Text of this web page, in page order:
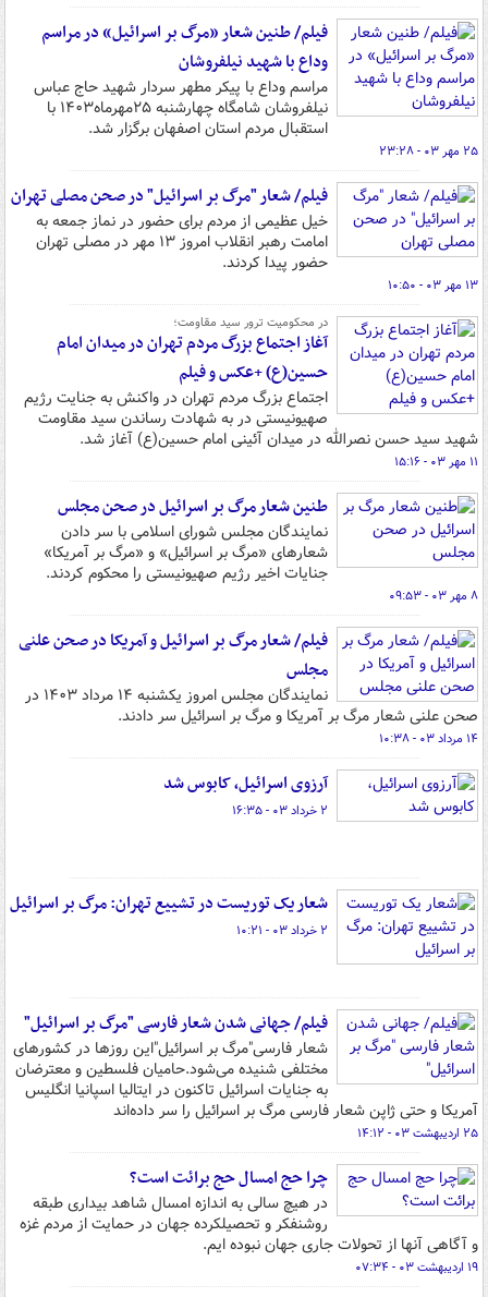
فیلم/ طنین شعار «مرگ بر اسرائیل» در مراسم
وداع با شهید نیلفروشان
مراسم وداع با پیکر مطهر سردار شهید حاج عباس
نیلفروشان شامگاه چهارشنبه ۲۵مهرماه۱۴۰۳ با
استقبال مردم استان اصفهان برگزار شد.
۲۵ مهر ۰۳ - ۲۳:۲۸
فیلم/ شعار "مرگ بر اسرائیل" در صحن مصلی تهران
خیل عظیمی از مردم برای حضور در نماز جمعه به
امامت رهبر انقلاب امروز ۱۳ مهر در مصلی تهران
حضور پیدا کردند.
۱۳ مهر ۰۳ - ۱۰:۵۰
در محکومیت ترور سید مقاومت؛
آغاز اجتماع بزرگ مردم تهران در میدان امام
حسین(ع) +عکس و فیلم
اجتماع بزرگ مردم تهران در واکنش به جنایت رژیم
صهیونیستی در به شهادت رساندن سید مقاومت
شهید سید حسن نصرالله در میدان آئینی امام حسین(ع) آغاز شد.
۱۱ مهر ۰۳ - ۱۵:۱۶
طنین شعار مرگ بر اسرائیل در صحن مجلس
نمایندگان مجلس شورای اسلامی با سر دادن
شعارهای «مرگ بر اسرائیل» و «مرگ بر آمریکا»
جنایات اخیر رژیم صهیونیستی را محکوم کردند.
۸ مهر ۰۳ - ۰۹:۵۳
فیلم/ شعار مرگ بر اسرائیل و آمریکا در صحن علنی
مجلس
نمایندگان مجلس امروز یکشنبه ۱۴ مرداد ۱۴۰۳ در
صحن علنی شعار مرگ بر آمریکا و مرگ بر اسرائیل سر دادند.
۱۴ مرداد ۰۳ - ۱۰:۳۸
آرزوی اسرائیل، کابوس شد
۲ خرداد ۰۳ - ۱۶:۳۵
شعار یک توریست در تشییع تهران: مرگ بر اسرائیل
۲ خرداد ۰۳ - ۱۰:۲۱
فیلم/ جهانی شدن شعار فارسی "مرگ بر اسرائیل"
شعار فارسی"مرگ بر اسرائیل"این روزها در کشورهای
مختلفی شنیده می‌شود.حامیان فلسطین و معترضان
به جنایات اسرائیل تاکنون در ایتالیا اسپانیا انگلیس
آمریکا و حتی ژاپن شعار فارسی مرگ بر اسرائیل را سر داده‌اند
۲۵ اردیبهشت ۰۳ - ۱۴:۱۲
چرا حج امسال حج برائت است؟
در هیچ سالی به اندازه امسال شاهد بیداری طبقه
روشنفکر و تحصیلکرده جهان در حمایت از مردم غزه
و آگاهی آنها از تحولات جاری جهان نبوده ایم.
۱۹ اردیبهشت ۰۳ - ۰۷:۳۴